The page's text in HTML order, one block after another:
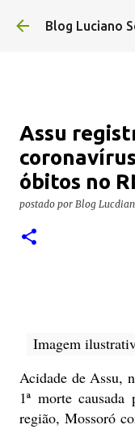
Pular
Blog Luciano
Assu
óbitos no
postado por Blog
Imagem
Acidade de Assu,
1ª morte
região, Mossoró